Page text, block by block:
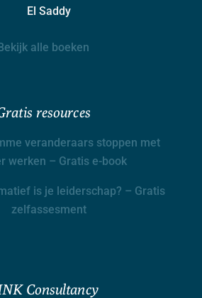
El Saddy
alle boeken
resources
veranderaars stoppen met
werken – Gratis e-book
is je leiderschap? – Gratis
zelfassesment
Consultancy